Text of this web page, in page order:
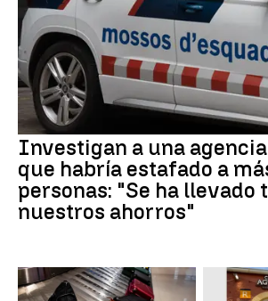
Investigan a una
que habría estafado a
personas: "Se ha llevado
nuestros ahorros"